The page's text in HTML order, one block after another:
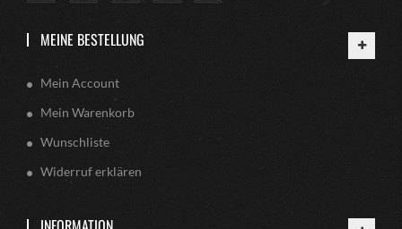
MEINE BESTELLUNG
Mein Account
Mein Warenkorb
Wunschliste
Widerruf erklären